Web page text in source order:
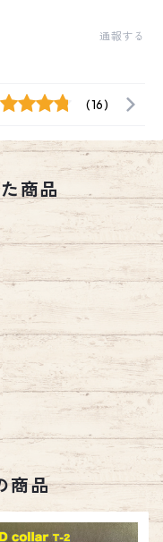
通報する
(16)
商品
商品